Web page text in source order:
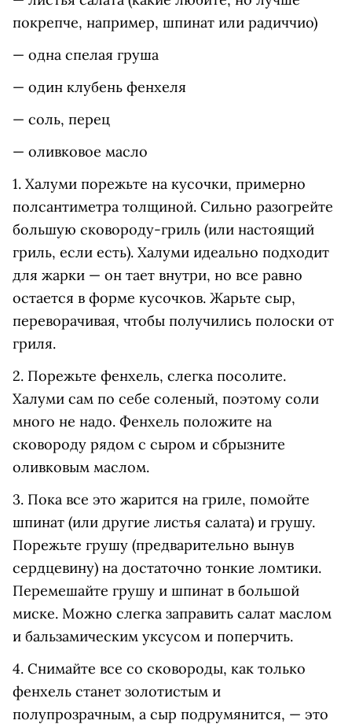
покрепче, например, шпинат или радиччио)
— одна спелая груша
— один клубень фенхеля
— соль, перец
— оливковое масло
1. Халуми порежьте на кусочки, примерно
полсантиметра толщиной. Сильно разогрейте
большую сковороду-гриль (или настоящий
гриль, если есть). Халуми идеально подходит
для жарки — он тает внутри, но все равно
остается в форме кусочков. Жарьте сыр,
переворачивая, чтобы получились полоски от
гриля.
2. Порежьте фенхель, слегка посолите.
Халуми сам по себе соленый, поэтому соли
много не надо. Фенхель положите на
сковороду рядом с сыром и сбрызните
оливковым маслом.
3. Пока все это жарится на гриле, помойте
шпинат (или другие листья салата) и грушу.
Порежьте грушу (предварительно вынув
сердцевину) на достаточно тонкие ломтики.
Перемешайте грушу и шпинат в большой
миске. Можно слегка заправить салат маслом
и бальзамическим уксусом и поперчить.
4. Снимайте все со сковороды, как только
фенхель станет золотистым и
полупрозрачным, а сыр подрумянится, — это